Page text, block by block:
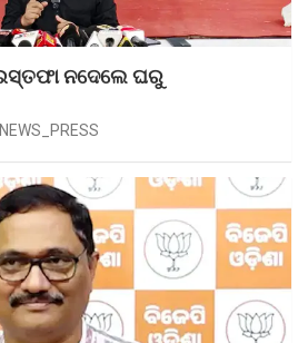
ନଦେଲେ ଘରୁ